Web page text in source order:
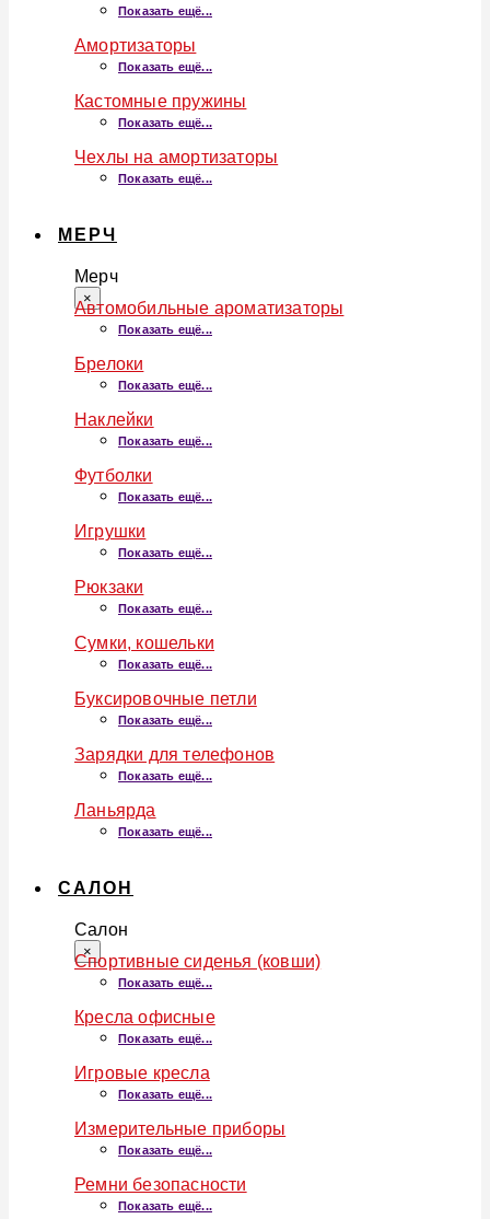
Показать ещё...
Амортизаторы
Показать ещё...
Кастомные пружины
Показать ещё...
Чехлы на амортизаторы
Показать ещё...
МЕРЧ
Мерч
×
Автомобильные ароматизаторы
Показать ещё...
Брелоки
Показать ещё...
Наклейки
Показать ещё...
Футболки
Показать ещё...
Игрушки
Показать ещё...
Рюкзаки
Показать ещё...
Сумки, кошельки
Показать ещё...
Буксировочные петли
Показать ещё...
Зарядки для телефонов
Показать ещё...
Ланьярда
Показать ещё...
САЛОН
Салон
×
Спортивные сиденья (ковши)
Показать ещё...
Кресла офисные
Показать ещё...
Игровые кресла
Показать ещё...
Измерительные приборы
Показать ещё...
Ремни безопасности
Показать ещё...